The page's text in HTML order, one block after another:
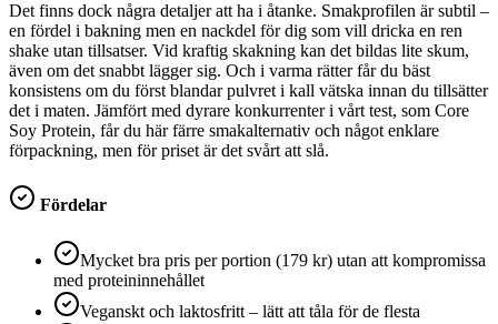
Det finns dock några detaljer att ha i åtanke. Smakprofilen är subtil –
en fördel i bakning men en nackdel för dig som vill dricka en ren
shake utan tillsatser. Vid kraftig skakning kan det bildas lite skum,
även om det snabbt lägger sig. Och i varma rätter får du bäst
konsistens om du först blandar pulvret i kall vätska innan du tillsätter
det i maten. Jämfört med dyrare konkurrenter i vårt test, som Core
Soy Protein, får du här färre smakalternativ och något enklare
förpackning, men för priset är det svårt att slå.
Fördelar
Mycket bra pris per portion (179 kr) utan att kompromissa
med proteininnehållet
Veganskt och laktosfritt – lätt att tåla för de flesta